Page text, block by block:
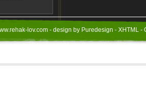
lov.com - design by Puredesign - XHTML -